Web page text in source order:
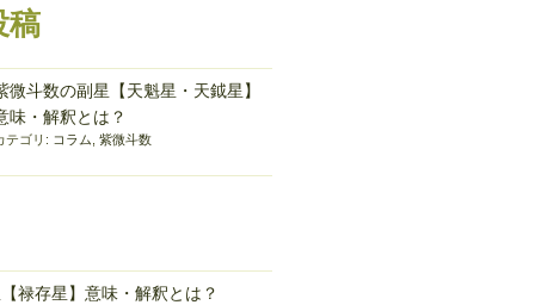
稿
微斗数の副星【天魁星・天鉞星】
味・解釈とは？
テゴリ: コラム 紫微斗数
禄存星】意味・解釈とは？